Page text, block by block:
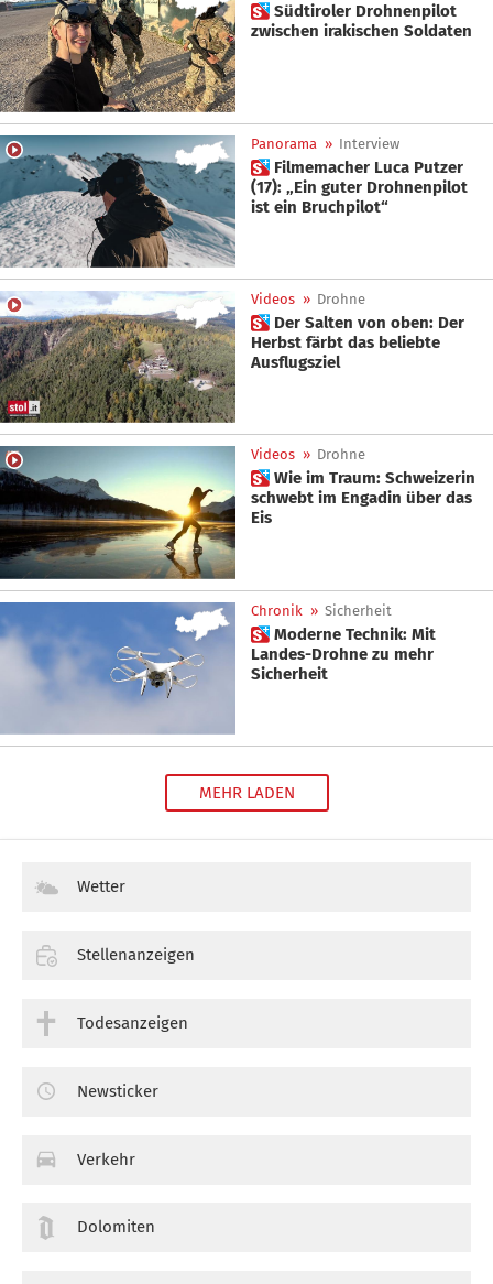
 Südtiroler Drohnenpilot
zwischen irakischen Soldaten
Panorama » Interview
 Filmemacher Luca Putzer
(17): „Ein guter Drohnenpilot
ist ein Bruchpilot“
Videos » Drohne
 Der Salten von oben: Der
Herbst färbt das beliebte
Ausflugsziel
Videos » Drohne
 Wie im Traum: Schweizerin
schwebt im Engadin über das
Eis
Chronik » Sicherheit
 Moderne Technik: Mit
Landes-Drohne zu mehr
Sicherheit
MEHR LADEN
Wetter
Stellenanzeigen
Todesanzeigen
Newsticker
Verkehr
Dolomiten